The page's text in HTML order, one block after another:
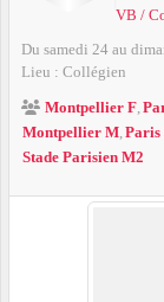
VB /
Du samedi 24 au
Lieu : Collégien
Montpellier F
Montpellier M Paris
Stade Parisien M2